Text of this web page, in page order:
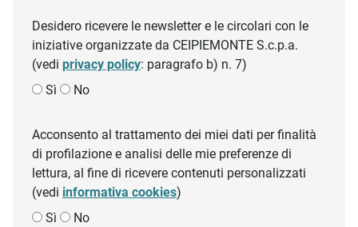
Desidero ricevere le newsletter e le circolari con le
iniziative organizzate da CEIPIEMONTE S.c.p.a.
(vedi privacy policy: paragrafo b) n. 7)
Sì
No
Acconsento al trattamento dei miei dati per finalità
di profilazione e analisi delle mie preferenze di
lettura, al fine di ricevere contenuti personalizzati
(vedi informativa cookies)
Sì
No